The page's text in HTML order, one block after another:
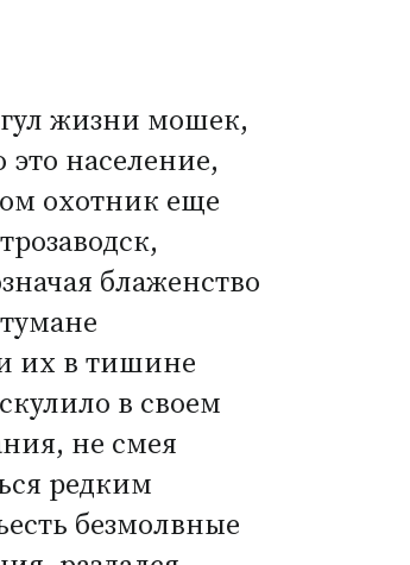
жизни мошек,
население,
охотник еще
блаженство
их в тишине
в своем
не смея
редким
безмолвные